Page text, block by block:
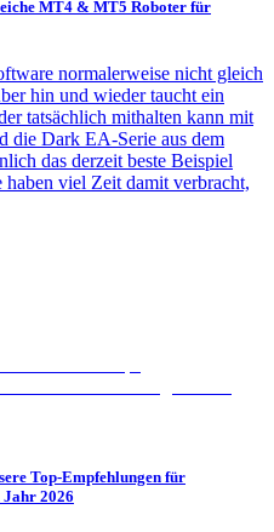
MT4 & MT5 Roboter für
normalerweise nicht gleich
hin und wieder taucht ein
tatsächlich mithalten kann mit
die Dark EA-Serie aus dem
das derzeit beste Beispiel
viel Zeit damit verbracht,
Top-Empfehlungen für
2026